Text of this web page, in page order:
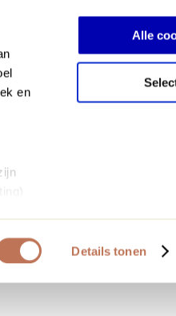
en
Details tonen
Alle